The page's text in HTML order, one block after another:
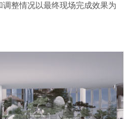
整情况以最终现场完成效果为